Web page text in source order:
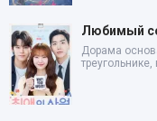
Любимый
Дорама
треугольнике,